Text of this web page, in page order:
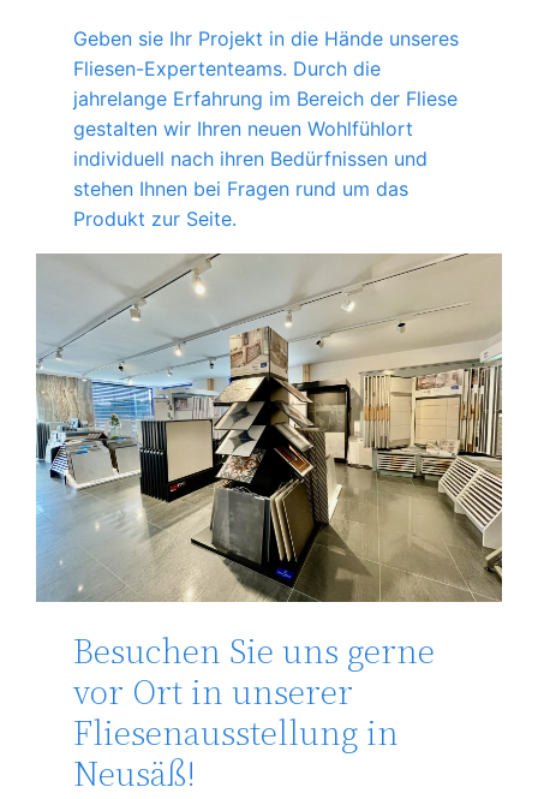
Geben sie Ihr Projekt in die Hände unseres
Fliesen-Expertenteams. Durch die
jahrelange Erfahrung im Bereich der Fliese
gestalten wir Ihren neuen Wohlfühlort
individuell nach ihren Bedürfnissen und
stehen Ihnen bei Fragen rund um das
Produkt zur Seite.
Besuchen Sie uns gerne
vor Ort in unserer
Fliesenausstellung in
Neusäß!